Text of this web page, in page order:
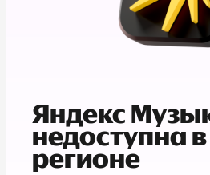
Яндекс
недоступна
регионе